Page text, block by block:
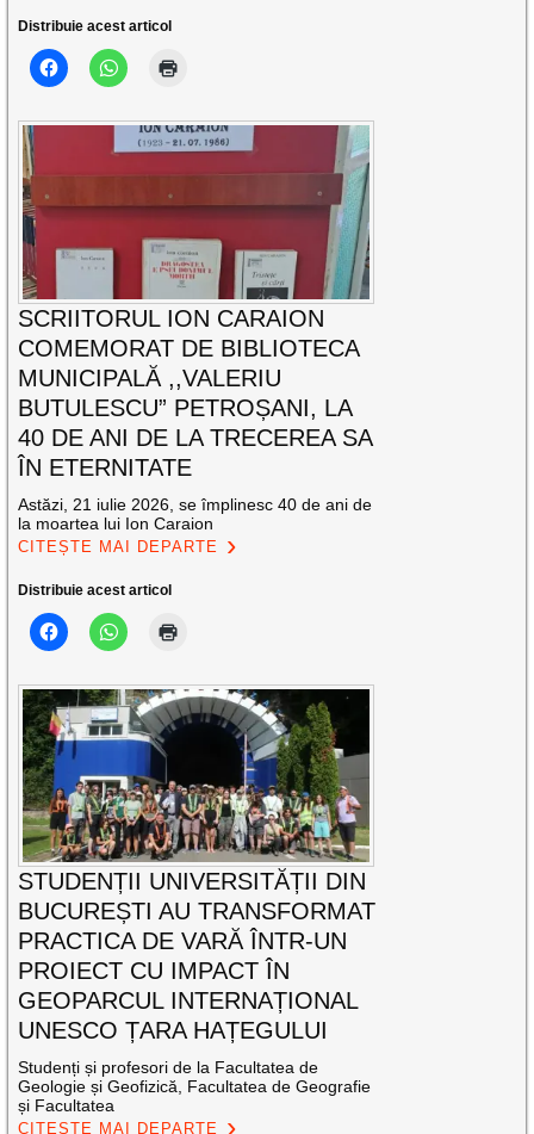
Distribuie acest articol
SCRIITORUL ION CARAION
COMEMORAT DE BIBLIOTECA
MUNICIPALĂ ,,VALERIU
BUTULESCU” PETROȘANI, LA
40 DE ANI DE LA TRECEREA SA
ÎN ETERNITATE
Astăzi, 21 iulie 2026, se împlinesc 40 de ani de
la moartea lui Ion Caraion
CITEȘTE MAI DEPARTE
Distribuie acest articol
STUDENȚII UNIVERSITĂȚII DIN
BUCUREȘTI AU TRANSFORMAT
PRACTICA DE VARĂ ÎNTR-UN
PROIECT CU IMPACT ÎN
GEOPARCUL INTERNAȚIONAL
UNESCO ȚARA HAȚEGULUI
Studenți și profesori de la Facultatea de
Geologie și Geofizică, Facultatea de Geografie
și Facultatea
CITEȘTE MAI DEPARTE